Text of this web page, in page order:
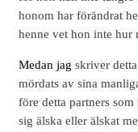
honom har förändrat
henne vet hon inte hur
Medan jag skriver
mördats av sina
före detta partners
sig älska eller älskat